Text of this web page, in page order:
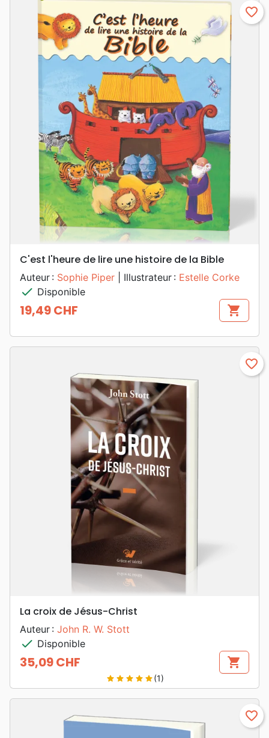
favorite_border
C'est l'heure de lire une histoire de la Bible
Auteur : Sophie Piper | Illustrateur : Estelle Corke
check Disponible
Prix
19,49 CHF shopping_cart
favorite_border
La croix de Jésus-Christ
Auteur : John R. W. Stott
check Disponible
Prix
35,09 CHF shopping_cart
star star star star star(1)
favorite_border